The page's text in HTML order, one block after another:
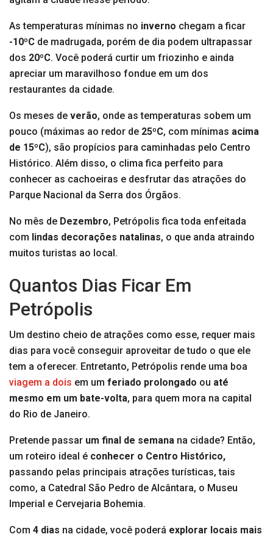
As temperaturas mínimas no inverno chegam a ficar
-10ºC de madrugada, porém de dia podem ultrapassar
dos 20ºC. Você poderá curtir um friozinho e ainda
apreciar um maravilhoso fondue em um dos
restaurantes da cidade.
Os meses de verão, onde as temperaturas sobem um
pouco (máximas ao redor de 25ºC, com mínimas acima
de 15ºC), são propícios para caminhadas pelo Centro
Histórico. Além disso, o clima fica perfeito para
conhecer as cachoeiras e desfrutar das atrações do
Parque Nacional da Serra dos Órgãos.
No mês de Dezembro, Petrópolis fica toda enfeitada
com lindas decorações natalinas, o que anda atraindo
muitos turistas ao local.
Quantos Dias Ficar Em
Petrópolis
Um destino cheio de atrações como esse, requer mais
dias para você conseguir aproveitar de tudo o que ele
tem a oferecer. Entretanto, Petrópolis rende uma boa
viagem a dois em um feriado prolongado ou até
mesmo em um bate-volta, para quem mora na capital
do Rio de Janeiro.
Pretende passar um final de semana na cidade? Então,
um roteiro ideal é conhecer o Centro Histórico,
passando pelas principais atrações turísticas, tais
como, a Catedral São Pedro de Alcântara, o Museu
Imperial e Cervejaria Bohemia.
Com 4 dias na cidade, você poderá explorar locais mais